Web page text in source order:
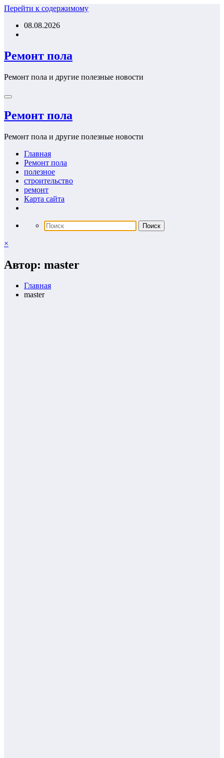
Перейти к содержимому
08.08.2026
Ремонт пола
Ремонт пола и другие полезные новости
Ремонт пола
Ремонт пола и другие полезные новости
Главная
Ремонт пола
полезное
строительство
ремонт
Карта сайта
×
Автор: master
Главная
master